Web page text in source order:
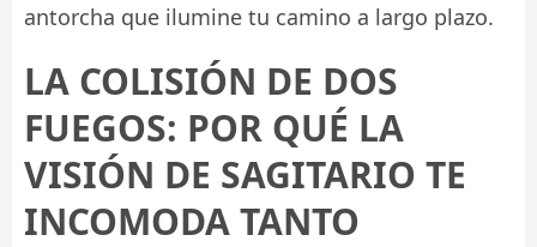
antorcha que ilumine tu camino a largo plazo.
LA COLISIÓN DE DOS
FUEGOS: POR QUÉ LA
VISIÓN DE SAGITARIO TE
INCOMODA TANTO